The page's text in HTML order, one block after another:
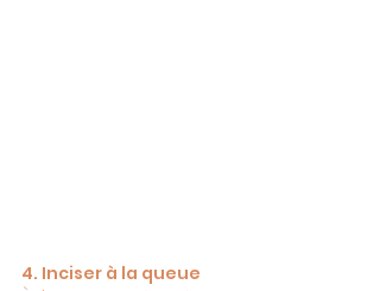
4. Inciser à la queue